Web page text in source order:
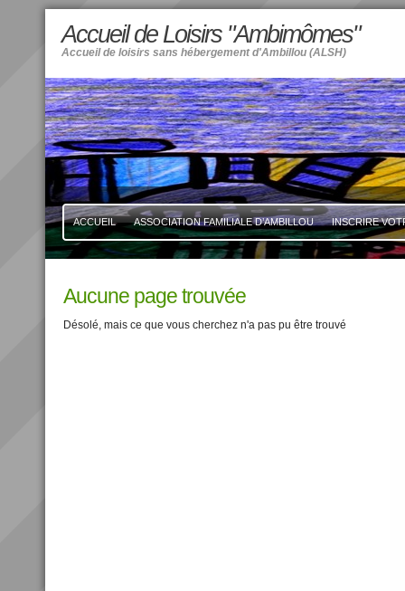
Accueil de Loisirs "Ambimômes"
Accueil de loisirs sans hébergement d'Ambillou (ALSH)
ACCUEIL ASSOCIATION FAMILIALE D’AMBILLOU INSCRIRE
Aucune page trouvée
Désolé, mais ce que vous cherchez n'a pas pu être trouvé